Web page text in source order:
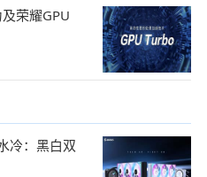
荣耀GPU
冷：黑白双